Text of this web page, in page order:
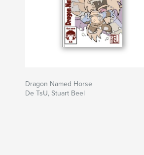
Dragon Named Horse
De TsU, Stuart Beel